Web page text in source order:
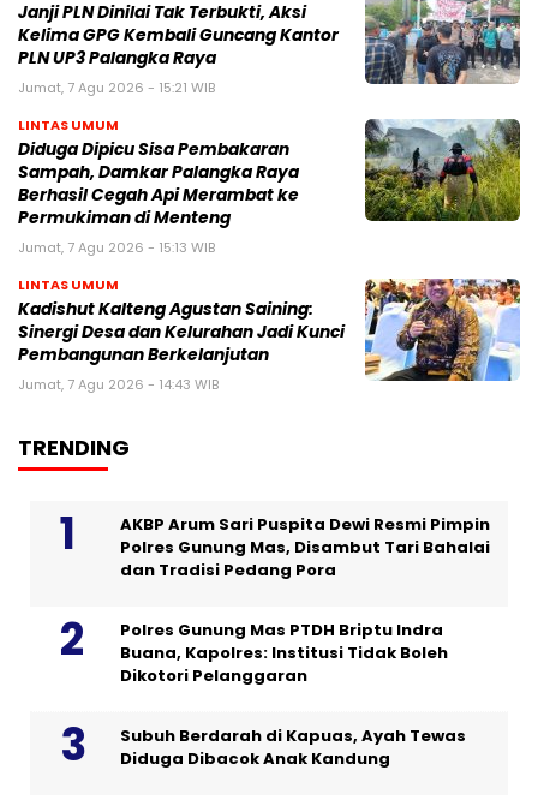
Janji PLN Dinilai Tak Terbukti, Aksi
Kelima GPG Kembali Guncang Kantor
PLN UP3 Palangka Raya
Jumat, 7 Agu 2026 - 15:21 WIB
LINTAS UMUM
Diduga Dipicu Sisa Pembakaran
Sampah, Damkar Palangka Raya
Berhasil Cegah Api Merambat ke
Permukiman di Menteng
Jumat, 7 Agu 2026 - 15:13 WIB
LINTAS UMUM
Kadishut Kalteng Agustan Saining:
Sinergi Desa dan Kelurahan Jadi Kunci
Pembangunan Berkelanjutan
Jumat, 7 Agu 2026 - 14:43 WIB
TRENDING
AKBP Arum Sari Puspita Dewi Resmi Pimpin
Polres Gunung Mas, Disambut Tari Bahalai
dan Tradisi Pedang Pora
Polres Gunung Mas PTDH Briptu Indra
Buana, Kapolres: Institusi Tidak Boleh
Dikotori Pelanggaran
Subuh Berdarah di Kapuas, Ayah Tewas
Diduga Dibacok Anak Kandung